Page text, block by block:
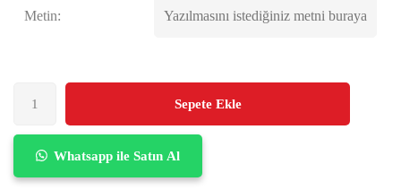
Metin:
Sepete Ekle
Whatsapp ile Satın Al